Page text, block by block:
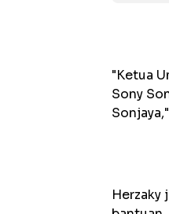
"Ketua
Sony
Herzaky